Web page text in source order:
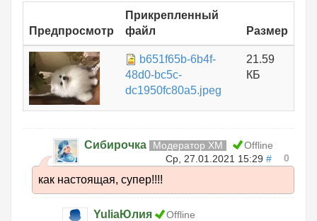
Предпросмотр
Прикрепленный
файл
Размер
b651f65b-6b4f-
48d0-bc5c-
dc1950fc80a5.jpeg
21.59
КБ
Сибирочка Модератор ХМ
Offline
Ср, 27.01.2021 15:29 # 0
как настоящая, супер!!!!
YuliaЮлия
Offline